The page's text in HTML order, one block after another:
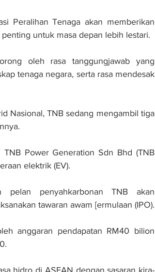
Peralihan Tenaga akan memberikan
untuk masa depan lebih lestari.
oleh rasa tanggungjawab yang
tenaga negara, serta rasa mendesak
Nasional, TNB sedang mengambil tiga
Power Generation Sdn Bhd (TNB
elektrik (EV).
penyahkarbonan TNB akan
anggaran pendapatan RM40 bilion
hidro di ASEAN dengan sasaran kira-